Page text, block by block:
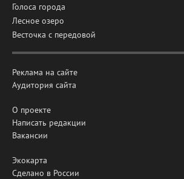
Голоса города
Лесное озеро
Весточка с передовой
Реклама на сайте
Аудитория сайта
О проекте
Написать редакции
Вакансии
Экокарта
Сделано в России